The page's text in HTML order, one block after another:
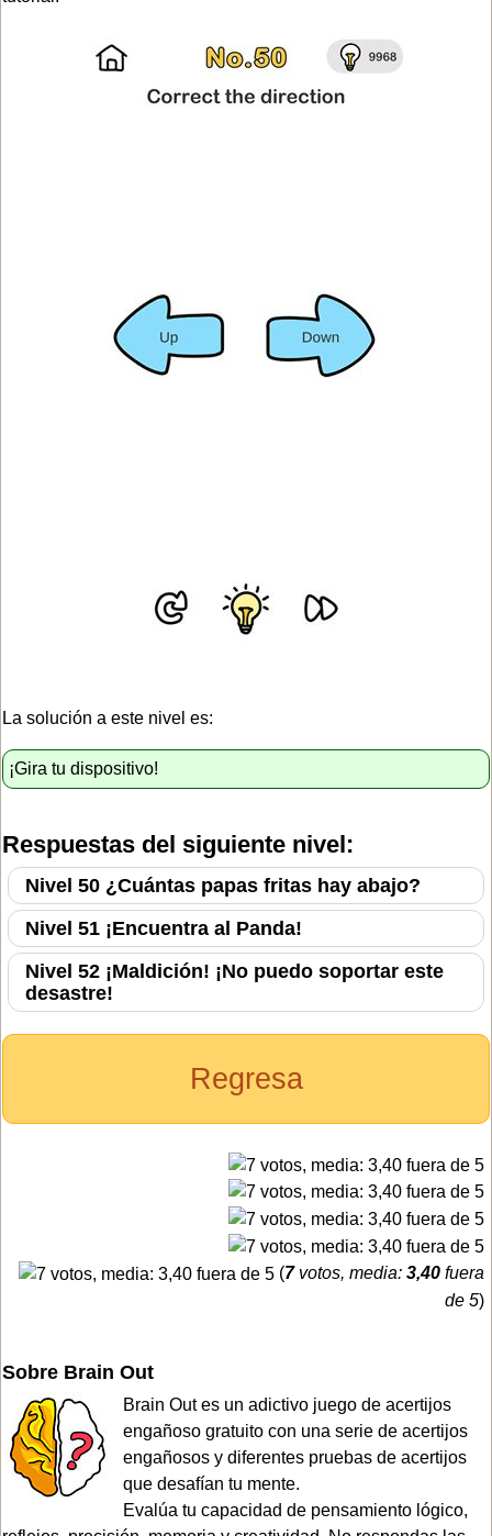
La solución a este nivel es:
¡Gira tu dispositivo!
Respuestas del siguiente nivel:
Nivel 50 ¿Cuántas papas fritas hay abajo?
Nivel 51 ¡Encuentra al Panda!
Nivel 52 ¡Maldición! ¡No puedo soportar este
desastre!
Regresa
(7votos, media: 3,40 fuera
de 5)
Sobre Brain Out
Brain Out es un adictivo juego de acertijos
engañoso gratuito con una serie de acertijos
engañosos y diferentes pruebas de acertijos
que desafían tu mente.
Evalúa tu capacidad de pensamiento lógico,